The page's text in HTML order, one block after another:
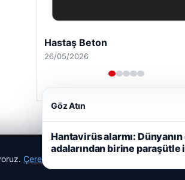
Hastaş Beton
26/05/2026
Çerez Politikamız
Göz Atın
Hantavirüs alarmı:
adalarından birine paraşütle